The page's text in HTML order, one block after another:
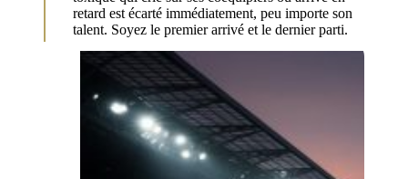
retard est écarté immédiatement, peu importe son
talent. Soyez le premier arrivé et le dernier parti.